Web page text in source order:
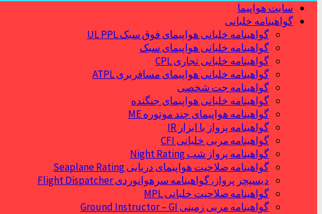
سایت هواپیما
گواهینامه خلبانی
گواهینامه خلبانی هواپیمای فوق سبک UL PPL
گواهینامه خلبانی هواپیمای سبک
گواهینامه خلبانی تجاری CPL
گواهینامه خلبانی هواپیمای مسافربری ATPL
گواهینامه جت شخصی
گواهینامه خلبانی هواپیمای جنگنده
گواهینامه هواپیمای چند موتوره ME
گواهینامه پرواز با ابزار IR
گواهینامه مربی خلبانی CFI
گواهینامه پرواز شب Night Rating
گواهینامه صلاحیت هواپیمای دریایی Seaplane Rating
دیسپچر پرواز، گواهینامه سرهوانوردی Flight Dispatcher
گواهینامه صلاحیت خلبانی MPL
گواهینامه مربی زمینی Ground Instructor – GI